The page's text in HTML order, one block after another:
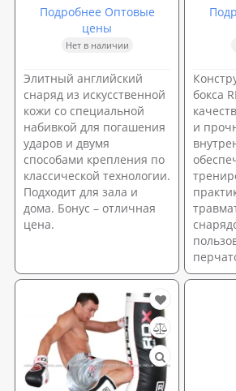
Подробнее Оптовые
цены
Нет в наличии
Элитный английский
снаряд из искусственной
кожи со специальной
набивкой для погашения
ударов и двумя
способами крепления по
классической технологии.
Подходит для зала и
дома. Бонус – отличная
цена.
бокса
и